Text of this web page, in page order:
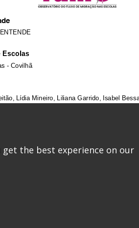
the best experience on our